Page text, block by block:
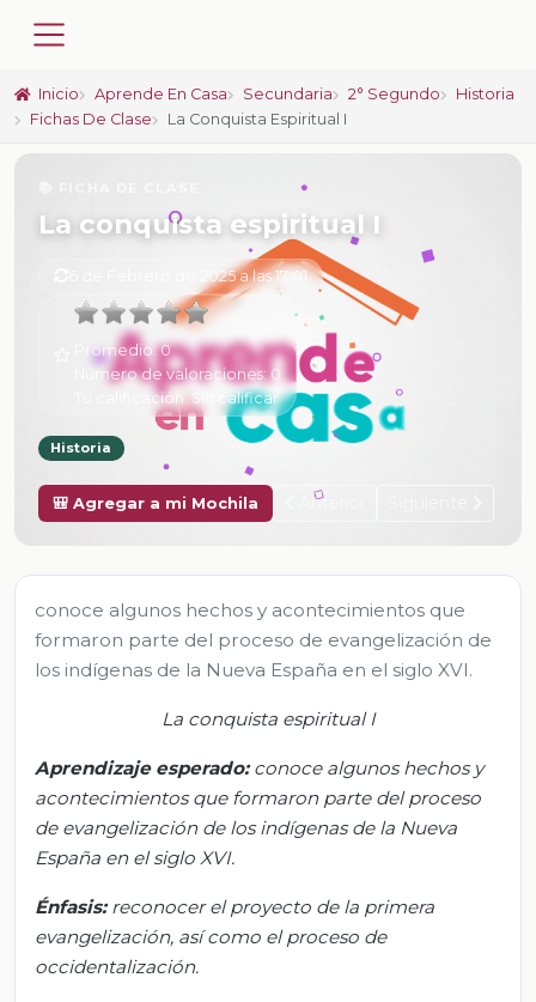
Inicio Aprende En Casa Secundaria 2° Segundo
Historia
Fichas De Clase
La Conquista Espiritual I
La conquista espiritual I
6 de Febrero de 2025 a las 17:01
Promedio:0
Número de valoraciones:0
Tu calificación:Sin calificar
Historia
🎒 Agregar a mi Mochila Anterior
conoce algunos hechos y acontecimientos que
formaron parte del proceso de evangelización de
los indígenas de la Nueva España en el siglo XVI.
L a conquista espiritual I
Aprendizaje esperado: conoce algunos hechos y
acontecimientos que formaron parte del proceso
de evangelización de los indígenas de la Nueva
España en el siglo XVI.
Énfasis: reconocer el proyecto de la primera
evangelización, así como el proceso de
occidentalización.